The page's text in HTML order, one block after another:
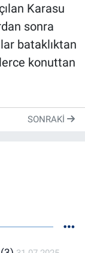
Karasu
sonra
bataklıktan
konuttan
SONRAKI